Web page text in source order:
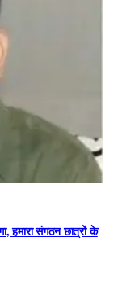
हमारा संगठन छात्रों के